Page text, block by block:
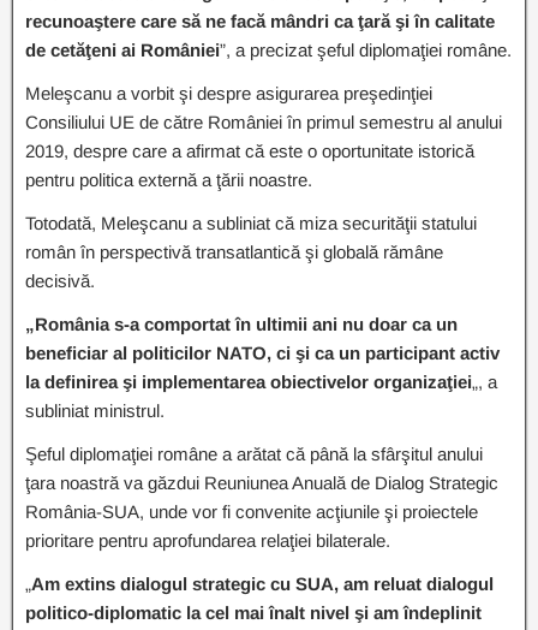
recunoaştere care să ne facă mândri ca ţară şi în calitate
de cetăţeni ai României”, a precizat şeful diplomaţiei române.
Meleşcanu a vorbit şi despre asigurarea preşedinţiei
Consiliului UE de către României în primul semestru al anului
2019, despre care a afirmat că este o oportunitate istorică
pentru politica externă a ţării noastre.
Totodată, Meleşcanu a subliniat că miza securităţii statului
român în perspectivă transatlantică şi globală rămâne
decisivă.
„România s-a comportat în ultimii ani nu doar ca un
beneficiar al politicilor NATO, ci şi ca un participant activ
la definirea şi implementarea obiectivelor organizaţiei„, a
subliniat ministrul.
Şeful diplomaţiei române a arătat că până la sfârşitul anului
ţara noastră va găzdui Reuniunea Anuală de Dialog Strategic
România-SUA, unde vor fi convenite acţiunile şi proiectele
prioritare pentru aprofundarea relaţiei bilaterale.
„Am extins dialogul strategic cu SUA, am reluat dialogul
politico-diplomatic la cel mai înalt nivel şi am îndeplinit